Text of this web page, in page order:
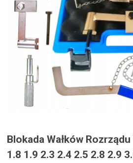
Blokada Wałków
1.8 1.9 2.3 2.4 2.5 2.8 2.9